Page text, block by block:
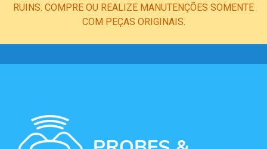
RUINS. COMPRE OU REALIZE MANUTENÇÕES SOMENTE
COM PEÇAS ORIGINAIS.